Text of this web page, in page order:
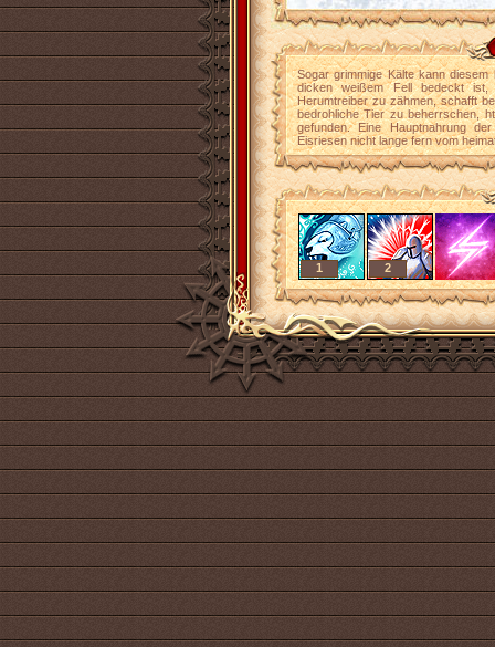
Sogar grimmige Kälte kann
dicken weißem Fell bedeckt
Herumtreiber zu zähmen, schafft
bedrohliche Tier zu beherrschen,
gefunden. Eine Hauptnahrung
Eisriesen nicht lange fern vom
1 2